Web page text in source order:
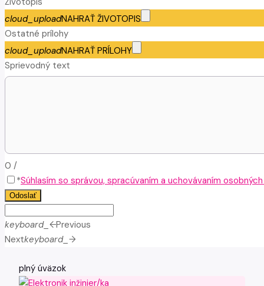
cloud_uploadNAHRAŤ ŽIVOTOPIS
Ostatné prílohy
cloud_uploadNAHRAŤ PRÍLOHY
Sprievodný text
0 /
*Súhlasím so správou, spracúvaním a uchovávaním
Odoslať
keyboard_arrow_leftPrevious
Nextkeyboard_arrow_right
plný úväzok